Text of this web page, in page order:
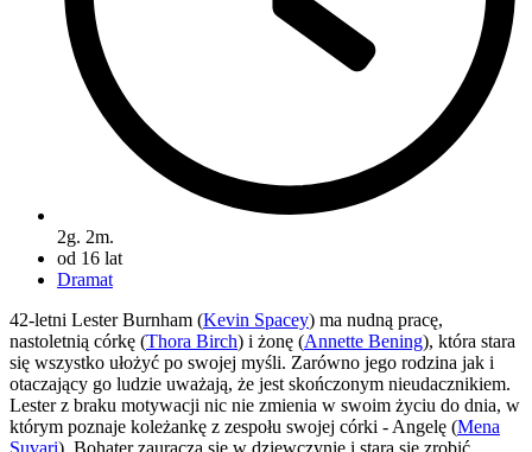
2g. 2m.
od 16 lat
Dramat
42-letni Lester Burnham (Kevin Spacey) ma nudną pracę,
nastoletnią córkę (Thora Birch) i żonę (Annette Bening), która stara
się wszystko ułożyć po swojej myśli. Zarówno jego rodzina jak i
otaczający go ludzie uważają, że jest skończonym nieudacznikiem.
Lester z braku motywacji nic nie zmienia w swoim życiu do dnia, w
którym poznaje koleżankę z zespołu swojej córki - Angelę (Mena
Suvari). Bohater zauracza się w dziewczynie i stara się zrobić